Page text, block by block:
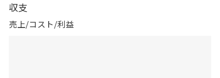
収支
売上/コスト/利益